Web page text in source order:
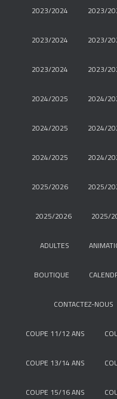
2023/2024 2023/
2023/2024 2023/
2023/2024 2023/
2024/2025 2024/
2024/2025 2024/
2024/2025 2024/
2025/2026 2025/
2025/2026 2025/
ADULTES
BOUTIQUE
CONTACTEZ-NOUS
COUPE 11/12 ANS
COUPE 13/14 ANS
COUPE 15/16 ANS